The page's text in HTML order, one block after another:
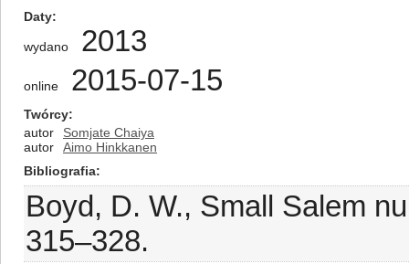
Daty
wydano 2013
online 2015-07-15
Twórcy
autor
Somjate Chaiya
autor
Aimo Hinkkanen
Bibliografia
Boyd, D. W., Small Salem
315–328.